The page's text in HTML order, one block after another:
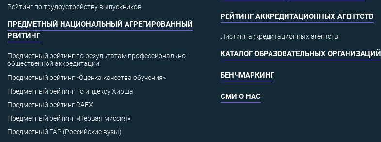
Рейтинг по трудоустройству выпускников
ПРЕДМЕТНЫЙ НАЦИОНАЛЬНЫЙ АГРЕГИРОВАННЫЙ
РЕЙТИНГ
Предметный рейтинг по результатам профессионально-
общественной аккредитации
Предметный рейтинг «Оценка качества обучения»
Предметный рейтинг по индексу Хирша
Предметный рейтинг RAEX
Предметный рейтинг «Первая миссия»
Предметный ГАР (Российские вузы)
РЕЙТИНГ АККРЕДИТАЦИОННЫХ АГЕНТСТВ
Листинг аккредитационных агентств
КАТАЛОГ ОБРАЗОВАТЕЛЬНЫХ ОРГАНИЗАЦИЙ
БЕНЧМАРКИНГ
СМИ О НАС